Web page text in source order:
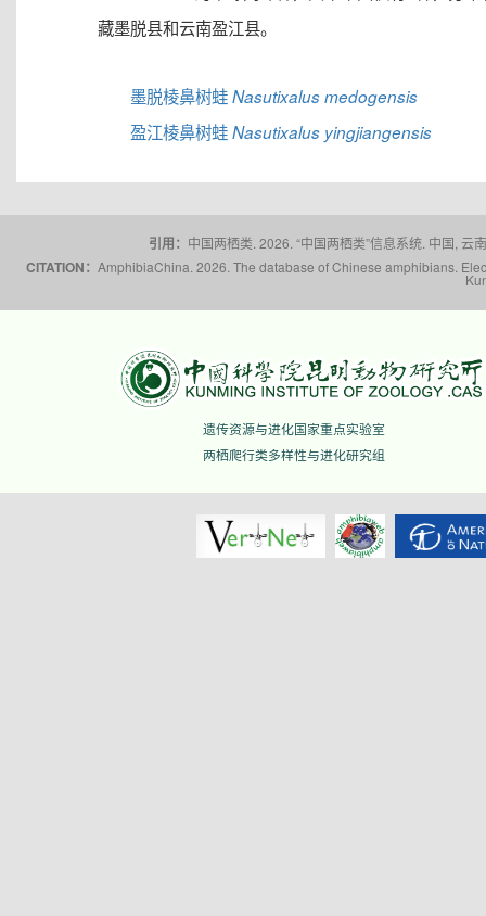
藏墨脱县和云南盈江县。
墨脱棱鼻树蛙Nasutixalus medogensis
盈江棱鼻树蛙Nasutixalus yingjiangensis
引用： 中国两栖类. 2026. “中国两栖类”信息系统. 中国,
CITATION： AmphibiaChina. 2026. The database of Chinese amphibians.
遗传资源与进化国家重点实验室
两栖爬行类多样性与进化研究组